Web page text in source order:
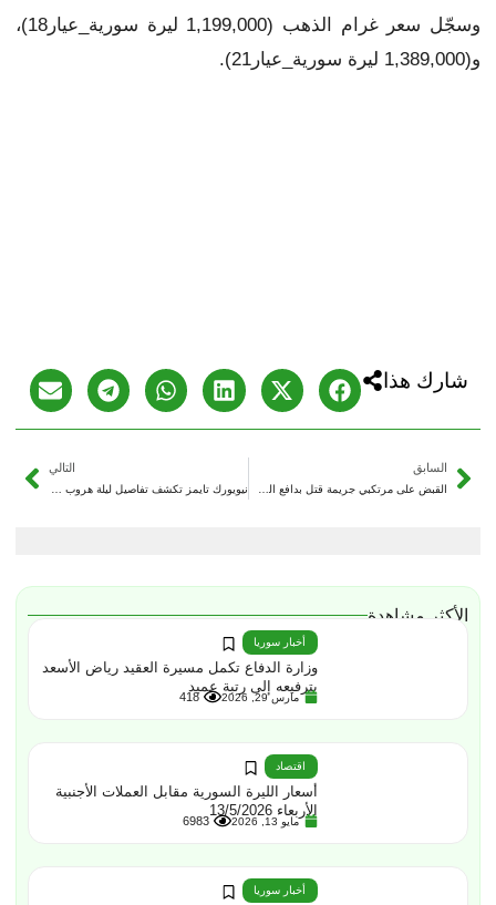
وسجّل سعر غرام الذهب (1,199,000 ليرة سورية_عيار18)،
و(1,389,000 ليرة سورية_عيار21).
شارك هذا
السابق التالي
الأكثر مشاهدة
أخبار سوريا
وزارة الدفاع تكمل مسيرة العقيد رياض الأسعد
بترفيعه إلى رتبة عميد
مارس 29, 2026 418
اقتصاد
أسعار الليرة السورية مقابل العملات الأجنبية
الأربعاء 13/5/2026
مايو 13, 2026 6983
أخبار سوريا